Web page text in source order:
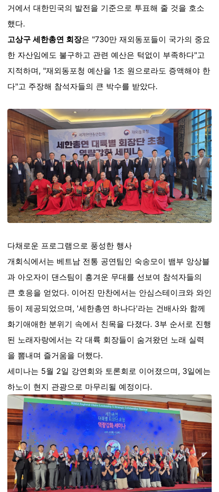
거에서 대한민국의 발전을 기준으로 투표해 줄 것을 호소
했다.
고상구 세한총연 회장은 "730만 재외동포들이 국가의 중요
한 자산임에도 불구하고 관련 예산은 턱없이 부족하다"고
지적하며, "재외동포청 예산을 1조 원으로라도 증액해야 한
다"고 주장해 참석자들의 큰 박수를 받았다.
다채로운 프로그램으로 풍성한 행사
개회식에서는 베트남 전통 공연팀인 숙송모이 뱀부 앙상블
과 아오자이 댄스팀이 흥겨운 무대를 선보여 참석자들의
큰 호응을 얻었다. 이어진 만찬에서는 안심스테이크와 와인
등이 제공되었으며, '세한총연 하나다'라는 건배사와 함께
화기애애한 분위기 속에서 친목을 다졌다. 3부 순서로 진행
된 노래자랑에서는 각 대륙 회장들이 숨겨왔던 노래 실력
을 뽐내며 즐거움을 더했다.
세미나는 5월 2일 강연회와 토론회로 이어졌으며, 3일에는
하노이 현지 관광으로 마무리될 예정이다.